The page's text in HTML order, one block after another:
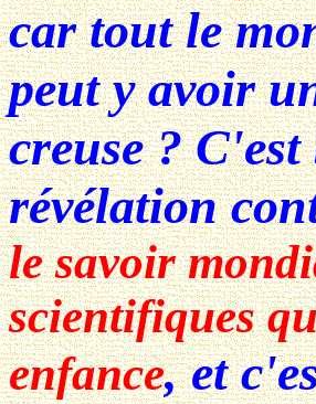
car tout le
peut y avoir
creuse ?
révélation
le savoir
scientifiques
enfance, et